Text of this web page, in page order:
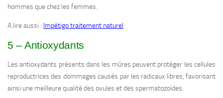
hommes que chez les femmes.
A lire aussi : Impétigo traitement naturel
5 – Antioxydants
Les antioxydants présents dans les mûres peuvent protéger les cellules
reproductrices des dommages causés par les radicaux libres, favorisant
ainsi une meilleure qualité des ovules et des spermatozoïdes.